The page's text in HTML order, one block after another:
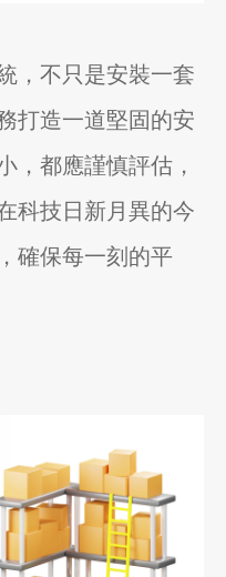
，不只是安裝一套
打造一道堅固的安
，都應謹慎評估，
科技日新月異的今
確保每一刻的平